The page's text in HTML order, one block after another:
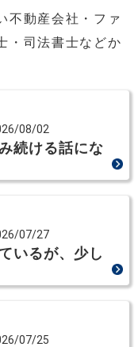
不動産会社・ファ
・司法書士などか
08/02
続ける話にな
07/27
いるが、少し
07/25